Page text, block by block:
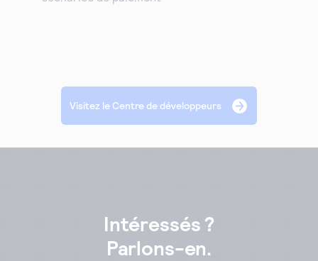
Visitez le Centre de développeurs
Intéressés ?
Parlons-en.